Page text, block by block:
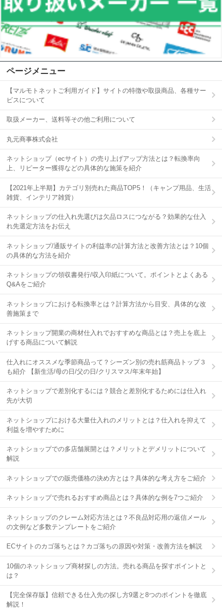
ページメニュー
【マルモトネットご利用ガイド】サイトの特徴や取扱商品、各種サー
ビスについて
取扱メーカー、送料等その他ご利用について
丸元商事株式会社
ネットショップ（ecサイト）の売り上げアップ方法とは？転換率向
上、リピーター獲得などの具体的な施策を紹介
【2021年上半期】カテゴリ別売れた商品TOP5！（キャンプ用品、生活
雑貨、インテリア雑貨）
ネットショップの仕入れ先選びは欠品ロスにつながる？効果的な仕入
れ先選定方法をお伝え
ネットショップ/通販サイトの利益率の計算方法と改善方法とは？10個
の具体的な方法を紹介
ネットショップの領収書発行/収入印紙について。ポイントとよくある
Q&Aをご紹介
ネットショップにおける転換率とは？計算方法から目安、具体的な改
善施策まで
ネットショップ開業の商材仕入れでおすすめな商品とは？売上を底上
げする商品について解説
仕入れにオススメな季節商品って？シーズン別の売れ筋商品トップ３
も紹介 【新生活/母の日/父の日/クリスマス/年末年始】
ネットショップで差別化するには？競合と差別化するためには仕入れ
先が大切
ネットショップにおける大量仕入れのメリットとは？仕入れを抑えて
利益を増やすために
ネットショップでの多店舗展開とは？メリットとデメリットについて
解説
ネットショップでの販売価格の決め方とは？具体的な考え方をご紹介
ネットショップで売れるおすすめ商品とは？具体的な例を7つご紹介
ネットショップのクレーム対応方法とは？不良品対応用の返信メール
の文例など多数テンプレートをご紹介
ECサイトのカゴ落ちとは？カゴ落ちの原因や対策・改善方法を解説
10個のネットショップ商材探しの方法。売れる商品を探すポイントと
は？
【完全保存版】信頼できる仕入先の探し方9選と8つのポイントを徹底
解説！